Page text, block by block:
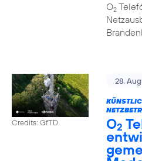
O2
Credits: GfTD
28.
O2